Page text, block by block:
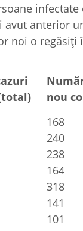
infectate
avut anterior
noi o regăsiți
nou
168
240
238
164
318
141
101